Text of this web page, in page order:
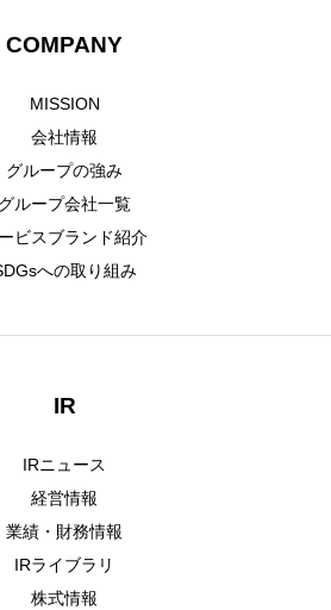
COMPANY
MISSION
会社情報
グループの強み
グループ会社一覧
ビスブランド紹介
への取り組み
IR
IRニュース
経営情報
業績・財務情報
IRライブラリ
株式情報